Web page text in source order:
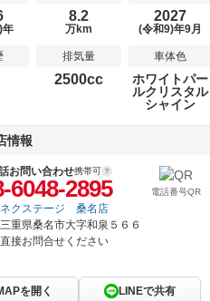
年
8.2
万km
2027
(令和9)年9月
排気量
2500cc
車体色
ホワイトパー
ルクリスタル
シャイン
情報
お問い合わせ携帯可
6048-2895 電話番号QR
ネクステージ 桑名店
三重県桑名市大字和泉５６６
直接お問合せください
を開く LINEで共有